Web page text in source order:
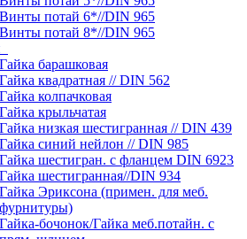
Винты потай 6*//DIN 965
Винты потай 8*//DIN 965
Гайка барашковая
Гайка квадратная // DIN 562
Гайка колпачковая
Гайка крыльчатая
Гайка низкая шестигранная // DIN 439
Гайка синий нейлон // DIN 985
Гайка шестигран. с фланцем DIN 6923
Гайка шестигранная//DIN 934
Гайка Эриксона (примен. для меб.
фурнитуры)
Гайка-бочонок/Гайка меб.потайн. с